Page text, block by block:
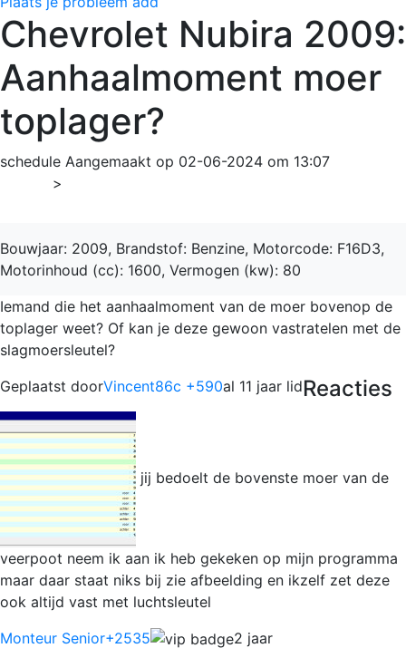
Chevrolet Nubira 2009:
Aanhaalmoment moer
toplager?
schedule Aangemaakt op 02-06-2024 om 13:07
>
Bouwjaar: 2009, Brandstof: Benzine, Motorcode: F16D3,
Motorinhoud (cc): 1600, Vermogen (kw): 80
Iemand die het aanhaalmoment van de moer bovenop de
toplager weet? Of kan je deze gewoon vastratelen met de
slagmoersleutel?
Geplaatst doorVincent86c +590al 11 jaar lidReacties
jij bedoelt de bovenste moer van de
veerpoot neem ik aan ik heb gekeken op mijn programma
maar daar staat niks bij zie afbeelding en ikzelf zet deze
ook altijd vast met luchtsleutel
Monteur Senior+2535 2 jaar